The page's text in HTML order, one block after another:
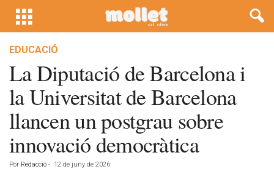
EDUCACIÓ
La Diputació de Barcelona i
la Universitat de Barcelona
llancen un postgrau sobre
innovació democràtica
Por Redacció - 12 de juny de 2026